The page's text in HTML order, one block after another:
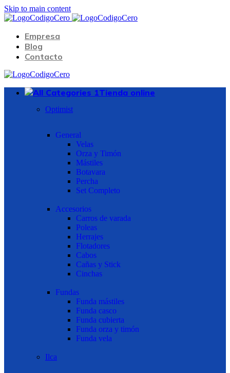
Skip to main content
Empresa
Blog
Contacto
Tienda online
Optimist
General
Velas
Orza y Timón
Mástiles
Botavara
Percha
Set Completo
Accesorios
Carros de varada
Poleas
Herrajes
Flotadores
Cabos
Cañas y Stick
Cinchas
Fundas
Funda mástiles
Funda casco
Funda cubierta
Funda orza y timón
Funda vela
Ilca